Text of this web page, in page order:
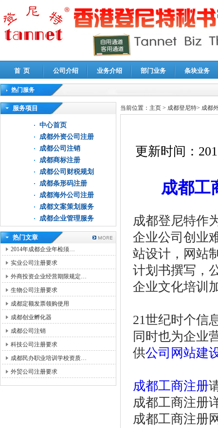
首 页 公司介绍 业务介绍 部门业务 条块业务
热门服务
高新技术企业认定审计|企业所得税汇算清缴申报鉴证
服务项目
中心首页
成都外资公司注册
成都公司注销
成都商标注册
成都公司财税规划
成都条形码注册
成都海外公司注册
成都文案策划服务
成都企业管理服务
热门文章
2014年成都企业年检须…
实业公司注册要求
外商投资企业经营期限规定…
生物公司注册要求
成都定额发票领购使用
成都创业孵化器
成都公司注销
科技公司注册要求
成都民办职业培训学校资质…
外贸公司注册要求
当前位置： 主页 > 成都登尼特> 成都
更新时间：
成都工
成都登尼特作
企业公司创业
站设计，网站
计划书撰写，
企业文化培训
21世纪时个信
同时也为企业
供公司网站建
成都工商注册
成都工商注册
成都工商注册